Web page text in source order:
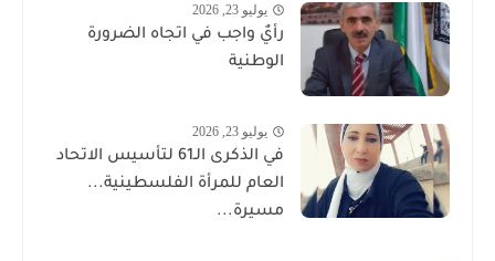
يوليو 23, 2026
رأيٌ واجب في اتجاه الضرورة
الوطنية
يوليو 23, 2026
في الذكرى الـ61 لتأسيس الاتحاد
العام للمرأة الفلسطينية...
مسيرة...